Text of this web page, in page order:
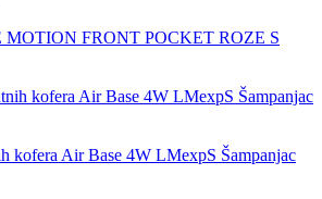
FRONT POCKET ROZE S
kofera Air Base 4W LMexpS Šampanjac